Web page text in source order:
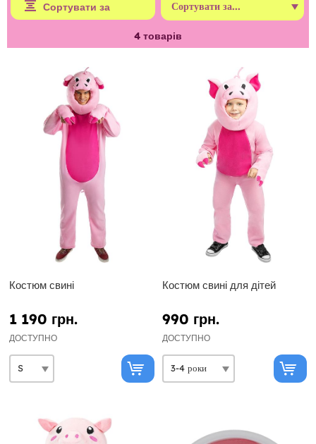
Сортувати за
4 товарів
Костюм свині
1 190 грн.
ДОСТУПНО
Костюм свині для дітей
990 грн.
ДОСТУПНО